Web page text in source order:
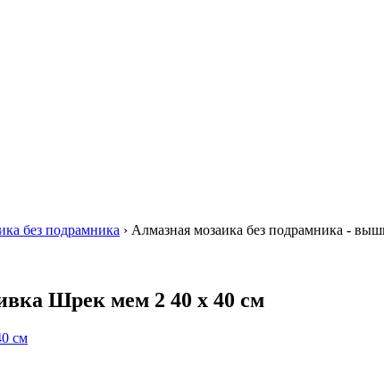
без подрамника › Алмазная мозаика без подрамника -
Шрек мем 2 40 х 40 см